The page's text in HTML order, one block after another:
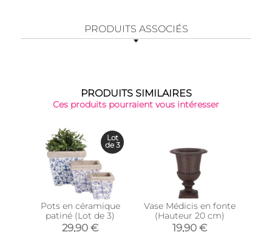
PRODUITS ASSOCIÉS
PRODUITS SIMILAIRES
Ces produits pourraient vous intéresser
Pots en céramique
patiné (Lot de 3)
29,90 €
Lot
de 3
Vase Médicis en fonte
(Hauteur 20 cm)
19,90 €